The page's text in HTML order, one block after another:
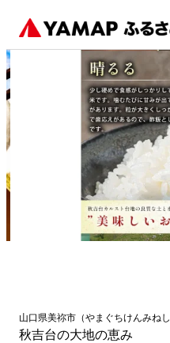
山口県美祢市 （やまぐちけんみねし
秋吉台の大地の恵み